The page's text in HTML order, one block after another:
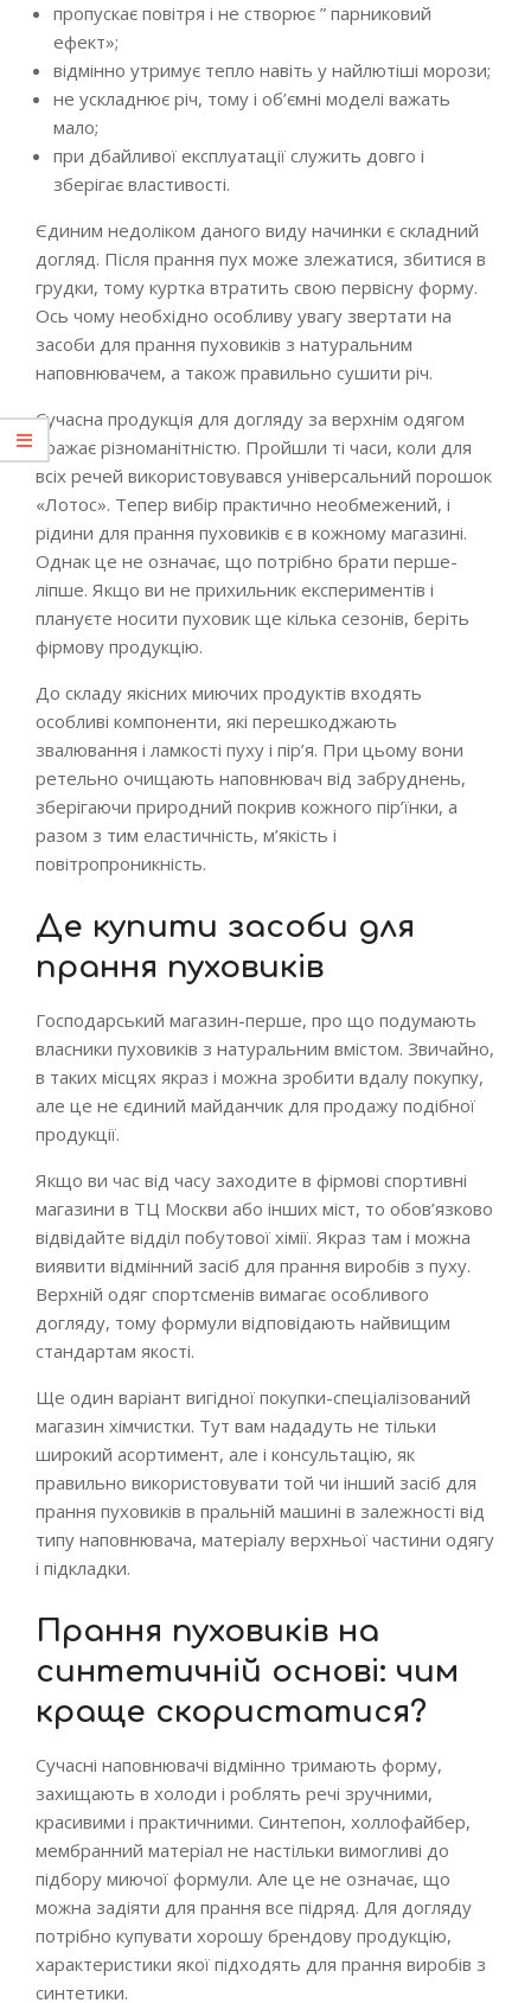
пропускає повітря і не створює ” парниковий
ефект»;
відмінно утримує тепло навіть у найлютіші морози;
не ускладнює річ, тому і об’ємні моделі важать
мало;
при дбайливої експлуатації служить довго і
зберігає властивості.
Єдиним недоліком даного виду начинки є складний
догляд. Після прання пух може злежатися, збитися в
грудки, тому куртка втратить свою первісну форму.
Ось чому необхідно особливу увагу звертати на
засоби для прання пуховиків з натуральним
наповнювачем, а також правильно сушити річ.
Сучасна продукція для догляду за верхнім одягом
вражає різноманітністю. Пройшли ті часи, коли для
всіх речей використовувався універсальний порошок
«Лотос». Тепер вибір практично необмежений, і
рідини для прання пуховиків є в кожному магазині.
Однак це не означає, що потрібно брати перше-
ліпше. Якщо ви не прихильник експериментів і
плануєте носити пуховик ще кілька сезонів, беріть
фірмову продукцію.
До складу якісних миючих продуктів входять
особливі компоненти, які перешкоджають
звалювання і ламкості пуху і пір’я. При цьому вони
ретельно очищають наповнювач від забруднень,
зберігаючи природний покрив кожного пір’їнки, а
разом з тим еластичність, м’якість і
повітропроникність.
Де купити засоби для
прання пуховиків
Господарський магазин-перше, про що подумають
власники пуховиків з натуральним вмістом. Звичайно,
в таких місцях якраз і можна зробити вдалу покупку,
але це не єдиний майданчик для продажу подібної
продукції.
Якщо ви час від часу заходите в фірмові спортивні
магазини в ТЦ Москви або інших міст, то обов’язково
відвідайте відділ побутової хімії. Якраз там і можна
виявити відмінний засіб для прання виробів з пуху.
Верхній одяг спортсменів вимагає особливого
догляду, тому формули відповідають найвищим
стандартам якості.
Ще один варіант вигідної покупки-спеціалізований
магазин хімчистки. Тут вам нададуть не тільки
широкий асортимент, але і консультацію, як
правильно використовувати той чи інший засіб для
прання пуховиків в пральній машині в залежності від
типу наповнювача, матеріалу верхньої частини одягу
і підкладки.
Прання пуховиків на
синтетичній основі: чим
краще скористатися?
Сучасні наповнювачі відмінно тримають форму,
захищають в холоди і роблять речі зручними,
красивими і практичними. Синтепон, холлофайбер,
мембранний матеріал не настільки вимогливі до
підбору миючої формули. Але це не означає, що
можна задіяти для прання все підряд. Для догляду
потрібно купувати хорошу брендову продукцію,
характеристики якої підходять для прання виробів з
синтетики.